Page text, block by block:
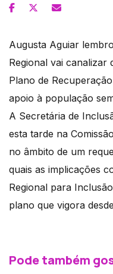
Augusta Aguiar
Regional vai canalizar
Plano de
apoio à população
A Secretária de
esta tarde na
no âmbito de um
quais as implicações
Regional para
plano que vigora
Pode também